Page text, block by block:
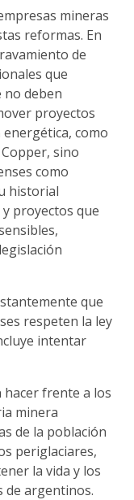
mineras
reformas. En
de
que
no deben
proyectos
como
sino
como
historial
proyectos que
que
respeten la ley
intentar
frente a los
minera
de la población
periglaciares,
la vida y los
de argentinos.